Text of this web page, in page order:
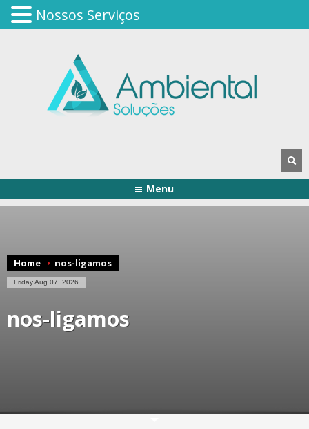
Menu
Home nos-ligamos
Friday Aug 07, 2026
nos-ligamos
Nossos Serviços